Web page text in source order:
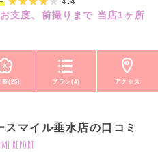
支度、前撮りまで 当店1ヶ所
装(25) プラン(4) アクセス
マイル垂水店の口コミ
report